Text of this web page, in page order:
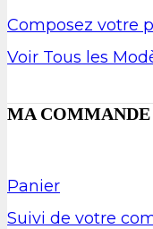
Composez votre
Voir Tous les
MA COMMANDE
Panier
Suivi de votre